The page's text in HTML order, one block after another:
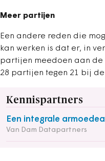
Meer partijen
Een andere reden die
kan werken is dat er, in
partijen meedoen aan de
28 partijen tegen 21 bij
Kennispartners
Een integrale
Van Dam Datapartners